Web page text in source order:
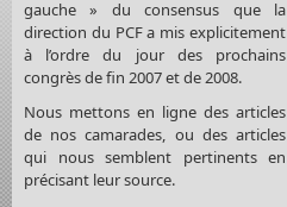
gauche » du consensus que la
direction du PCF a mis explicitement
à l’ordre du jour des prochains
congrès de fin 2007 et de 2008.
Nous mettons en ligne des articles
de nos camarades, ou des articles
qui nous semblent pertinents en
précisant leur source.